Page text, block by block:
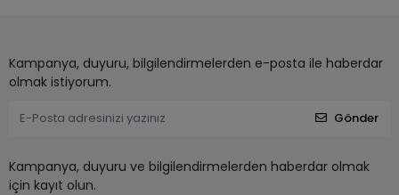
Kampanya, duyuru, bilgilendirmelerden e-posta ile haberdar
olmak istiyorum.
Gönder
Kampanya, duyuru ve bilgilendirmelerden haberdar olmak
için kayıt olun.